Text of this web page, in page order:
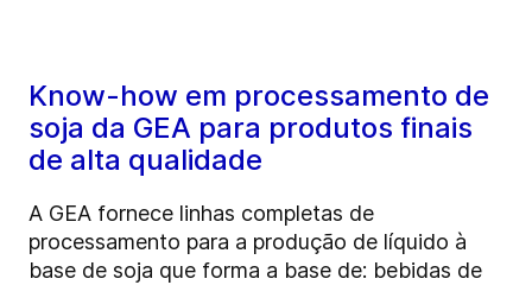
Know-how em processamento de
soja da GEA para produtos finais
de alta qualidade
A GEA fornece linhas completas de
processamento para a produção de líquido à
base de soja que forma a base de: bebidas de